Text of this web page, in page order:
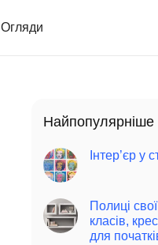
Огляди
Найпопулярніше
Інтер’єр у
Полиці
класів,
для